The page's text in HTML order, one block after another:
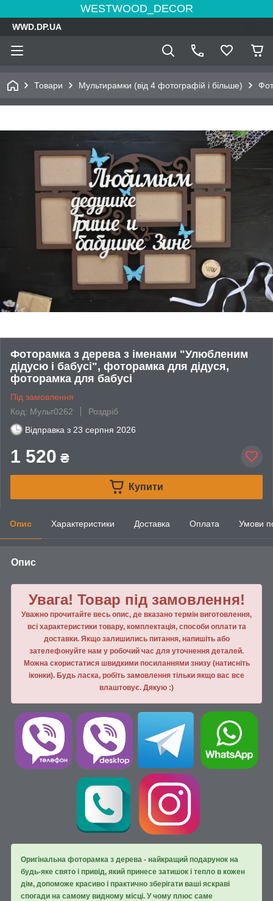
WESTWOOD_DECOR
WWD.DP.UA
Товари Мультирамки (від 4 фотографій і більше)
Фоторамка з дерева з іменами "Улюбленим
дідусю і бабусі", фоторамка для дідуся,
фоторамка для бабусі
Під замовлення
Код: Мульт0262
Роздріб
Відправка з 23 серпня 2026
1 520 ₴
Купити
Опис Характеристики Доставка Оплата Умови
Опис
Увага! Товар під замовлення!
Уважно прочитайте весь опис, де вказано термін виготовлення,
всі характеристики товару, комплектація, способи оплати та
доставки. Якщо залишились питання, напишiть або
зателефонуйте нам у робочий час для уточнення деталей.
Можна скористатися швидкими посиланнями знизу (натисніть
іконки). Будь ласка, робiть замовлення тiльки якщо вас все
влаштовує. Дякую :)
Оригінальна фоторамка з дерева - найкращий подарунок на
будь-яке свято і привід, який принесе затишок і тепло в кожен
дім, допоможе красиво і практично зберігати ваші яскраві
спогади на самому видному місці. У чому плюс саме